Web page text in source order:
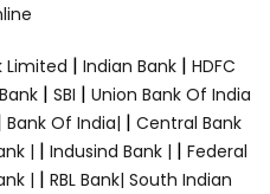
Limited | Indian Bank | HDFC
| SBI | Union Bank Of India
Bank Of India| | Central Bank
| | Indusind Bank | | Federal
| | RBL Bank| South Indian